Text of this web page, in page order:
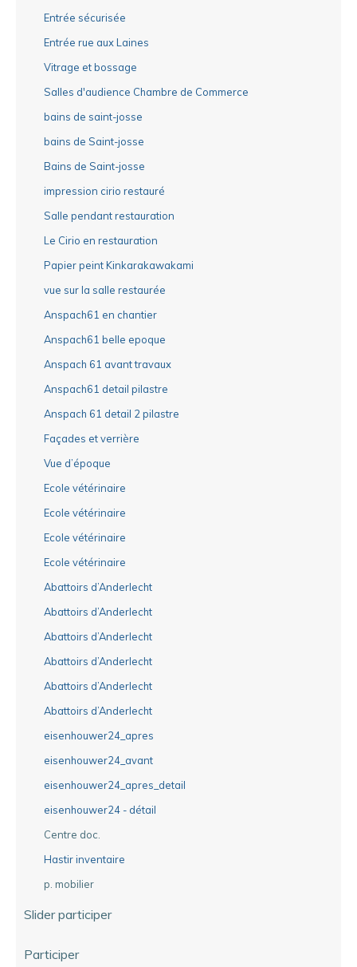
Entrée sécurisée
Entrée rue aux Laines
Vitrage et bossage
Salles d'audience Chambre de Commerce
bains de saint-josse
bains de Saint-josse
Bains de Saint-josse
impression cirio restauré
Salle pendant restauration
Le Cirio en restauration
Papier peint Kinkarakawakami
vue sur la salle restaurée
Anspach61 en chantier
Anspach61 belle epoque
Anspach 61 avant travaux
Anspach61 detail pilastre
Anspach 61 detail 2 pilastre
Façades et verrière
Vue d’époque
Ecole vétérinaire
Ecole vétérinaire
Ecole vétérinaire
Ecole vétérinaire
Abattoirs d’Anderlecht
Abattoirs d’Anderlecht
Abattoirs d’Anderlecht
Abattoirs d’Anderlecht
Abattoirs d’Anderlecht
Abattoirs d’Anderlecht
eisenhouwer24_apres
eisenhouwer24_avant
eisenhouwer24_apres_detail
eisenhouwer24 - détail
Centre doc.
Hastir inventaire
p. mobilier
Slider participer
Participer